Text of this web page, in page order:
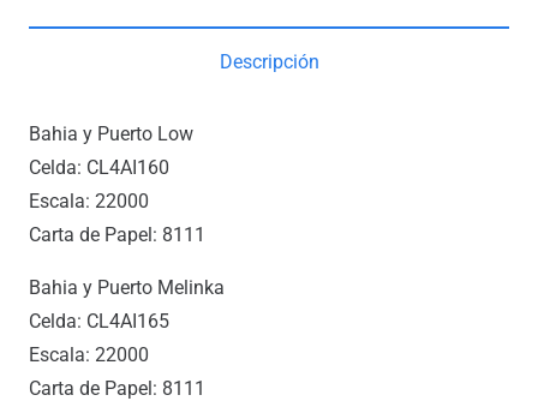
Descripción
Bahia y Puerto Low
Celda: CL4AI160
Escala: 22000
Carta de Papel: 8111
Bahia y Puerto Melinka
Celda: CL4AI165
Escala: 22000
Carta de Papel: 8111